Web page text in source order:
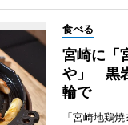
食べる
宮崎に「
や」 黒
輪で
「宮崎地鶏